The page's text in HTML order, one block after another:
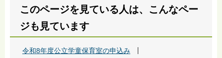
このページを見ている人は、こんなペー
ジも見ています
令和8年度公立学童保育室の申込み